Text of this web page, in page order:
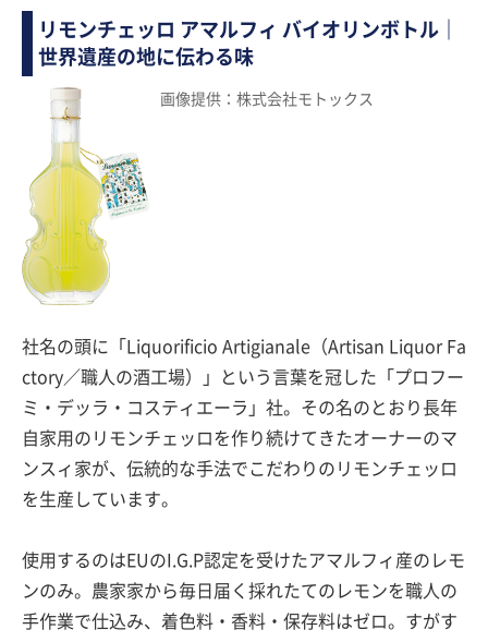
リモンチェッロ アマルフィ バイオリンボトル｜
世界遺産の地に伝わる味
画像提供：株式会社モトックス
社名の頭に「Liquorificio Artigianale（Artisan Liquor Fa
ctory／職人の酒工場）」という言葉を冠した「プロフー
ミ・デッラ・コスティエーラ」社。その名のとおり長年
自家用のリモンチェッロを作り続けてきたオーナーのマ
ンスィ家が、伝統的な手法でこだわりのリモンチェッロ
を生産しています。
使用するのはEUのI.G.P認定を受けたアマルフィ産のレモ
ンのみ。農家家から毎日届く採れたてのレモンを職人の
手作業で仕込み、着色料・香料・保存料はゼロ。すがす